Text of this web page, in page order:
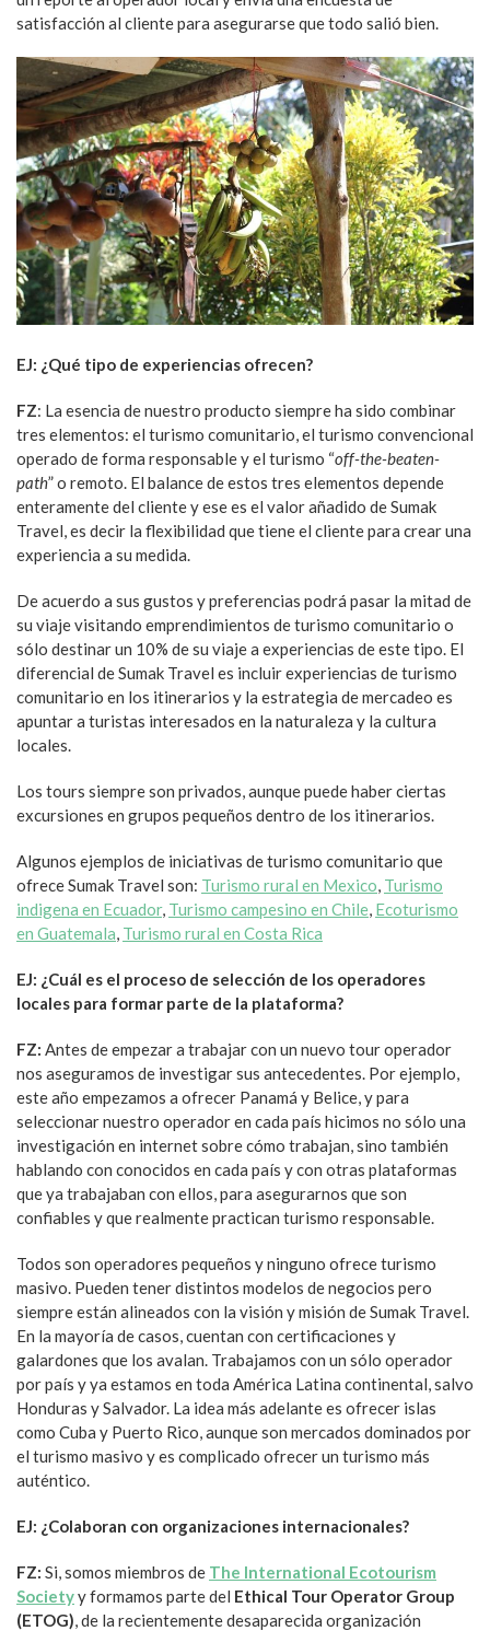
satisfacción al cliente para asegurarse que todo salió bien.
EJ: ¿Qué tipo de experiencias ofrecen?
FZ: La esencia de nuestro producto siempre ha sido combinar
tres elementos: el turismo comunitario, el turismo convencional
operado de forma responsable y el turismo “off-the-beaten-
path” o remoto. El balance de estos tres elementos depende
enteramente del cliente y ese es el valor añadido de Sumak
Travel, es decir la flexibilidad que tiene el cliente para crear una
experiencia a su medida.
De acuerdo a sus gustos y preferencias podrá pasar la mitad de
su viaje visitando emprendimientos de turismo comunitario o
sólo destinar un 10% de su viaje a experiencias de este tipo. El
diferencial de Sumak Travel es incluir experiencias de turismo
comunitario en los itinerarios y la estrategia de mercadeo es
apuntar a turistas interesados en la naturaleza y la cultura
locales.
Los tours siempre son privados, aunque puede haber ciertas
excursiones en grupos pequeños dentro de los itinerarios.
Algunos ejemplos de iniciativas de turismo comunitario que
ofrece Sumak Travel son: Turismo rural en Mexico, Turismo
indigena en Ecuador, Turismo campesino en Chile, Ecoturismo
en Guatemala, Turismo rural en Costa Rica
EJ: ¿Cuál es el proceso de selección de los operadores
locales para formar parte de la plataforma?
FZ: Antes de empezar a trabajar con un nuevo tour operador
nos aseguramos de investigar sus antecedentes. Por ejemplo,
este año empezamos a ofrecer Panamá y Belice, y para
seleccionar nuestro operador en cada país hicimos no sólo una
investigación en internet sobre cómo trabajan, sino también
hablando con conocidos en cada país y con otras plataformas
que ya trabajaban con ellos, para asegurarnos que son
confiables y que realmente practican turismo responsable.
Todos son operadores pequeños y ninguno ofrece turismo
masivo. Pueden tener distintos modelos de negocios pero
siempre están alineados con la visión y misión de Sumak Travel.
En la mayoría de casos, cuentan con certificaciones y
galardones que los avalan. Trabajamos con un sólo operador
por país y ya estamos en toda América Latina continental, salvo
Honduras y Salvador. La idea más adelante es ofrecer islas
como Cuba y Puerto Rico, aunque son mercados dominados por
el turismo masivo y es complicado ofrecer un turismo más
auténtico.
EJ: ¿Colaboran con organizaciones internacionales?
FZ: Si, somos miembros de The International Ecotourism
Societyy formamos parte del Ethical Tour Operator Group
(ETOG), de la recientemente desaparecida organización